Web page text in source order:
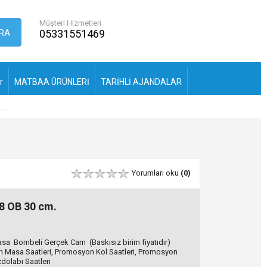
Müşteri Hizmetleri
05331551469
MATBAA ÜRÜNLERİ TARİHLİ AJANDALAR
Yorumları oku (0)
OB 30 cm.
Bombeli Gerçek Cam (Baskısız birim fiyatıdır)
Saatleri, Promosyon Kol Saatleri, Promosyon
Saatleri